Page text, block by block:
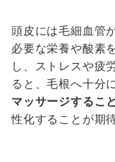
頭皮には毛細血管
必要な栄養や酸素
し、ストレスや疲
ると、毛根へ十分
マッサージするこ
性化することが期